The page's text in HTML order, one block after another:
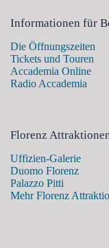
Informationen für
Die Öffnungszeiten
Tickets und Touren
Accademia Online
Radio Accademia
Florenz
Uffizien-Galerie
Duomo Florenz
Palazzo Pitti
Mehr Florenz